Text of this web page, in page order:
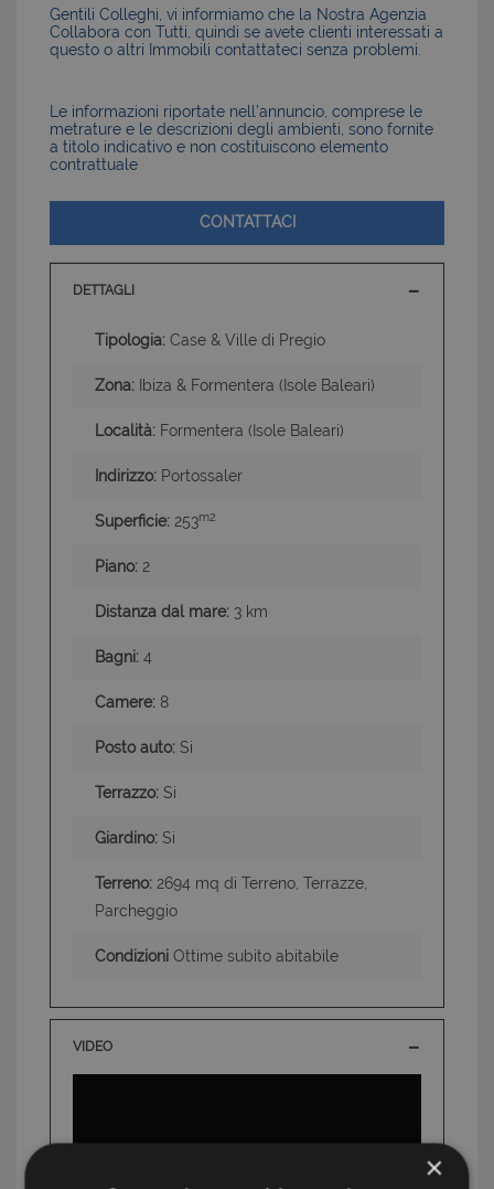
Gentili Colleghi, vi informiamo che la Nostra Agenzia
Collabora con Tutti, quindi se avete clienti interessati a
questo o altri Immobili contattateci senza problemi.
Le informazioni riportate nell’annuncio, comprese le
metrature e le descrizioni degli ambienti, sono fornite
a titolo indicativo e non costituiscono elemento
contrattuale
CONTATTACI
DETTAGLI
Tipologia: Case & Ville di Pregio
Zona: Ibiza & Formentera (Isole Baleari)
Località: Formentera (Isole Baleari)
Indirizzo: Portossaler
Superficie: 253m2
Piano: 2
Distanza dal mare: 3 km
Bagni: 4
Camere: 8
Posto auto: Si
Terrazzo: Si
Giardino: Si
Terreno: 2694 mq di Terreno, Terrazze,
Parcheggio
Condizioni Ottime subito abitabile
VIDEO
×